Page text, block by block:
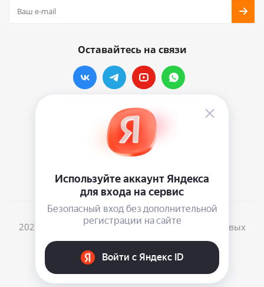
Оставайтесь на связи
Наши контакты
info@vinylmarkt.ru
2026 © Винилмаркт - интернет-магазин виниловых
пластинок